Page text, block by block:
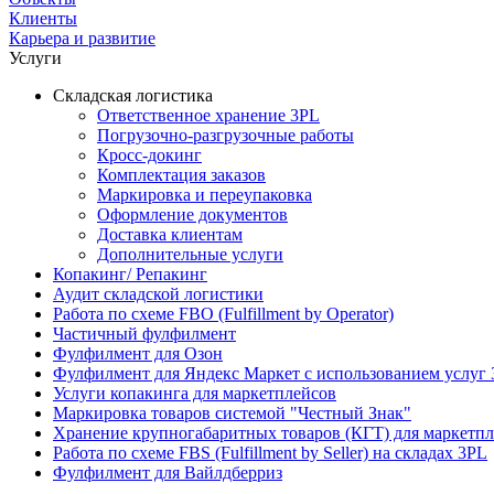
Клиенты
Карьера и развитие
Услуги
Складская логистика
Ответственное хранение 3PL
Погрузочно-разгрузочные работы
Кросс-докинг
Комплектация заказов
Маркировка и переупаковка
Оформление документов
Доставка клиентам
Дополнительные услуги
Копакинг/ Репакинг
Аудит складской логистики
Работа по схеме FBO (Fulfillment by Operator)
Частичный фулфилмент
Фулфилмент для Озон
Фулфилмент для Яндекс Маркет с использованием услуг
Услуги копакинга для маркетплейсов
Маркировка товаров системой "Честный Знак"
Хранение крупногабаритных товаров (КГТ) для
Работа по схеме FBS (Fulfillment by Seller) на складах 3PL
Фулфилмент для Вайлдберриз